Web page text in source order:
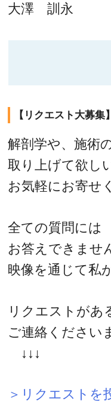
大澤 訓永
【リクエスト大募集】
解剖学や、施術
取り上げて欲し
お気軽にお寄せ
全ての質問には
お答えできませ
映像を通じて私
リクエストがあ
ご連絡ください
↓↓↓
＞リクエストを